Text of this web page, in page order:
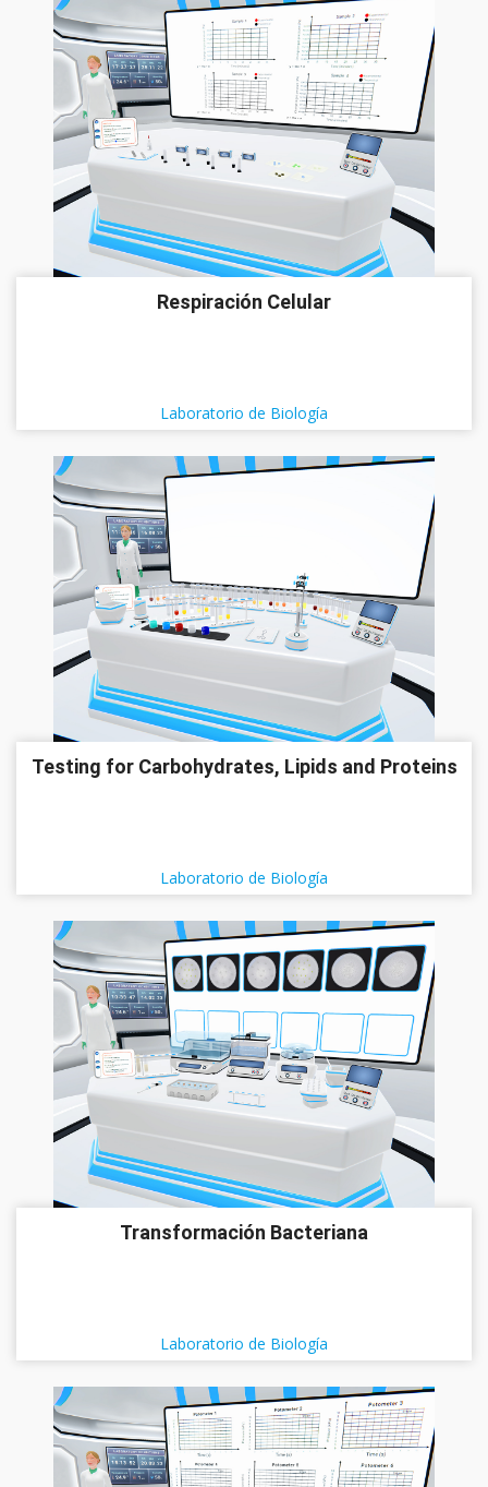
Respiración Celular
Laboratorio de Biología
Testing for Carbohydrates, Lipids and Proteins
Laboratorio de Biología
Transformación Bacteriana
Laboratorio de Biología